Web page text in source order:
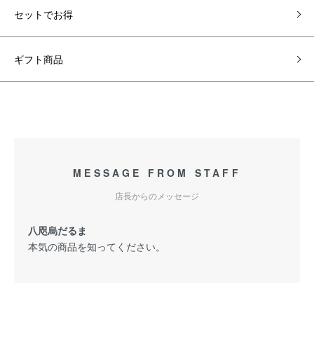
セットでお得
ギフト商品
MESSAGE FROM STAFF
店長からのメッセージ
八咫烏だるま
本気の商品を知ってください。